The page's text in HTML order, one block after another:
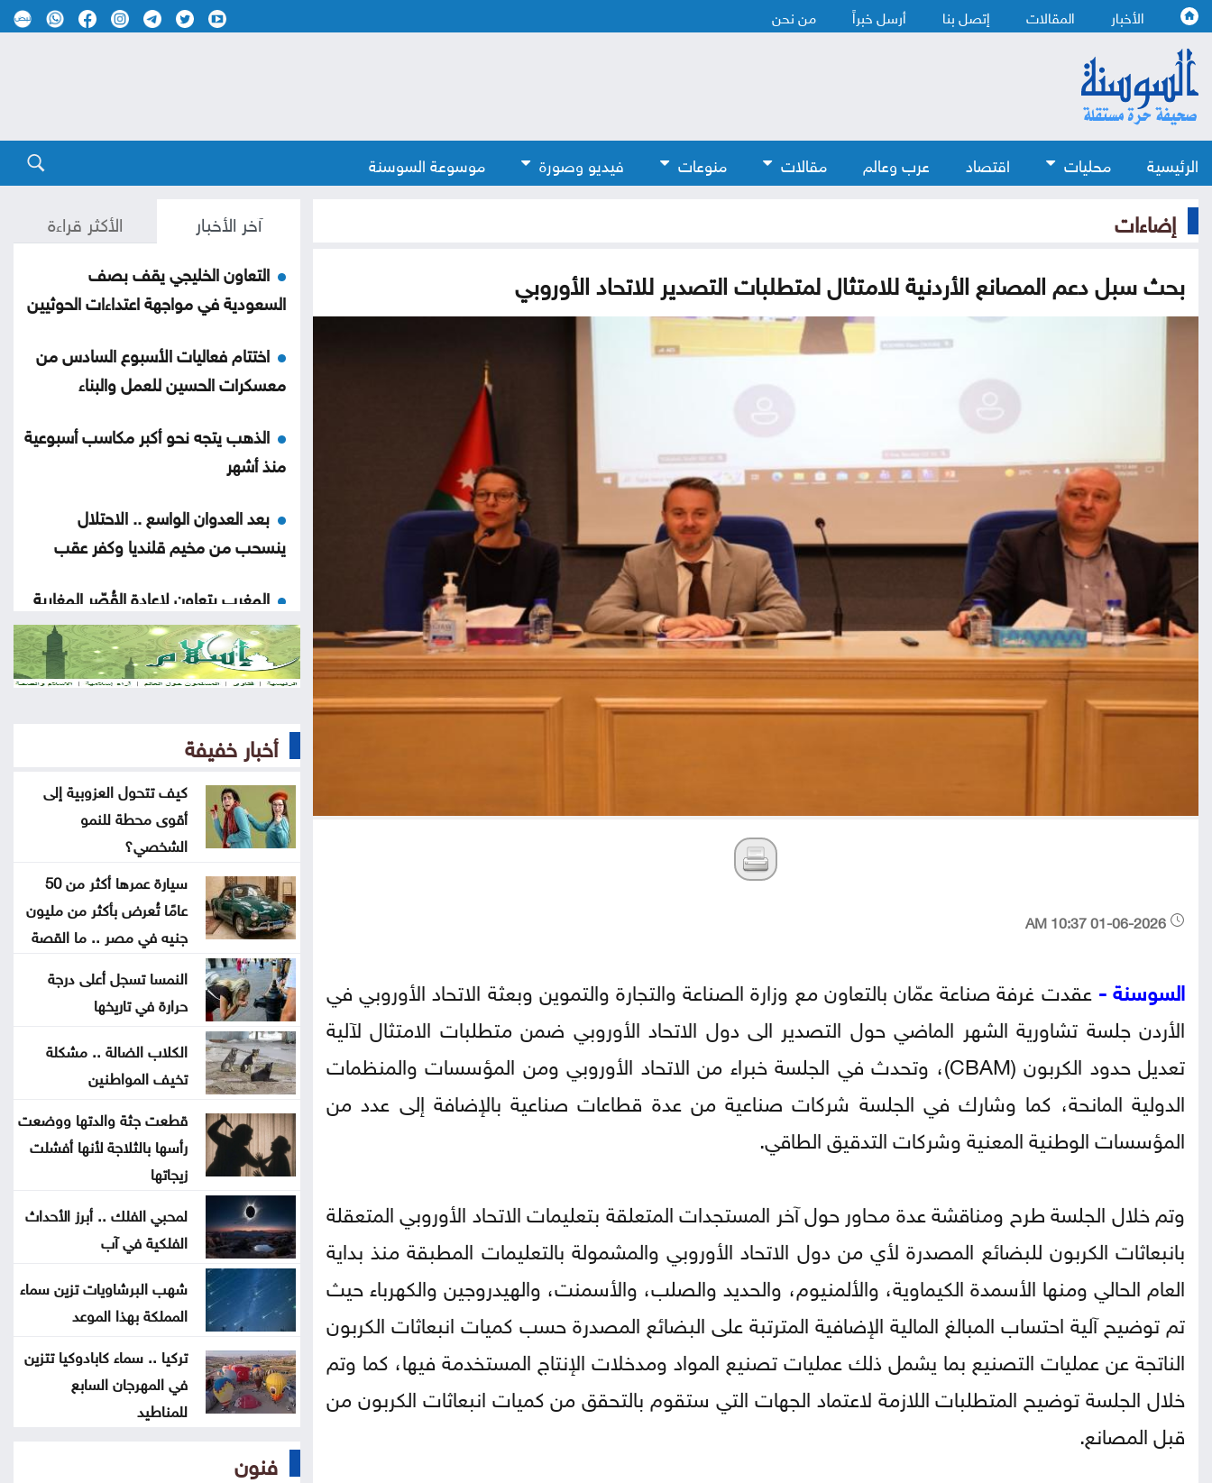
الأخبار المقالات إتصل بنا أرسل خبراً من نحن
الرئيسية محليات اقتصاد عرب وعالم مقالات منوعات فيديو وصورة موسوعة السوسنة
إضاءات
بحث سبل دعم المصانع الأردنية للامتثال لمتطلبات التصدير للاتحاد الأوروبي
السوسنة - عقدت غرفة صناعة عمّان بالتعاون مع وزارة الصناعة والتجارة والتموين وبعثة الاتحاد الأوروبي في
الأردن جلسة تشاورية الشهر الماضي حول التصدير الى دول الاتحاد الأوروبي ضمن متطلبات الامتثال لآلية
تعديل حدود الكربون (CBAM)، وتحدث في الجلسة خبراء من الاتحاد الأوروبي ومن المؤسسات والمنظمات
الدولية المانحة، كما وشارك في الجلسة شركات صناعية من عدة قطاعات صناعية بالإضافة إلى عدد من
المؤسسات الوطنية المعنية وشركات التدقيق الطاقي.
وتم خلال الجلسة طرح ومناقشة عدة محاور حول آخر المستجدات المتعلقة بتعليمات الاتحاد الأوروبي المتعقلة
بانبعاثات الكربون للبضائع المصدرة لأي من دول الاتحاد الأوروبي والمشمولة بالتعليمات المطبقة منذ بداية
العام الحالي ومنها الأسمدة الكيماوية، والألمنيوم، والحديد والصلب، والأسمنت، والهيدروجين والكهرباء حيث
تم توضيح آلية احتساب المبالغ المالية الإضافية المترتبة على البضائع المصدرة حسب كميات انبعاثات الكربون
الناتجة عن عمليات التصنيع بما يشمل ذلك عمليات تصنيع المواد ومدخلات الإنتاج المستخدمة فيها، كما وتم
خلال الجلسة توضيح المتطلبات اللازمة لاعتماد الجهات التي ستقوم بالتحقق من كميات انبعاثات الكربون من
قبل المصانع.
آخر الأخبار الأكثر قراءة
التعاون الخليجي يقف بصف
السعودية في مواجهة اعتداءات الحوثيين
اختتام فعاليات الأسبوع السادس من
معسكرات الحسين للعمل والبناء
الذهب يتجه نحو أكبر مكاسب أسبوعية
منذ أشهر
بعد العدوان الواسع .. الاحتلال
ينسحب من مخيم قلنديا وكفر عقب
المغرب يتعاون لإعادة القُصّر المغاربة
الموجودين لدى إسبانيا
ارتفاع الدولار مقابل الين واليورو
أسعار النفط تواصل ارتفاعها الجمعة
طقس صيفي عادي اليوم وارتفاع
الأحد والاثنين
بعد أقوى صعود منذ فبراير .. إلى أين
تتجه أسعار الذهب؟
تهنئة لــ الدكتور القاضي بسام
التلاهين
بعد موسم التخريج .. هل أصبحت
الشهادة الجامعية كافية؟
العنف ضد المرأة .. حق ام جريمة
اختيار
عن تهديدات المناخ في المغرب العربي
أخيراً العالم يكتشف سبتة
هل الزواج علاقة صحية
أخبار خفيفة
كيف تتحول العزوبية إلى
أقوى محطة للنمو
الشخصي؟
سيارة عمرها أكثر من 50
عامًا تُعرض بأكثر من مليون
جنيه في مصر .. ما القصة
النمسا تسجل أعلى درجة
حرارة في تاريخها
الكلاب الضالة .. مشكلة
تخيف المواطنين
قطعت جثة والدتها ووضعت
رأسها بالثلاجة لأنها أفشلت
زيجاتها
لمحبي الفلك .. أبرز الأحداث
الفلكية في آب
شهب البرشاويات تزين سماء
المملكة بهذا الموعد
تركيا .. سماء كابادوكيا تتزين
في المهرجان السابع
للمناطيد
فنون